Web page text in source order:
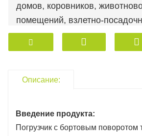
домов, коровников,
помещений, взлетно-
аэропортов и т.д., а также
использоваться в качестве
крупногабаритной
поворотом: колесный и
Описание:
Введение продукта:
Погрузчик с бортовым поворотом